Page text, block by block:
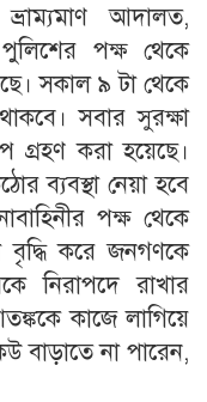
আদালত,
পুলিশের পক্ষ থেকে
সকাল ৯ টা থেকে
সবার সুরক্ষা
গ্রহণ করা হয়েছে।
ব্যবস্থা নেয়া হবে
পক্ষ থেকে
বৃদ্ধি করে জনগণকে
নিরাপদে রাখার
কাজে লাগিয়ে
বাড়াতে না পারেন,